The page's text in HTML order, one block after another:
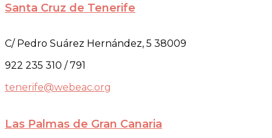
Santa Cruz de Tenerife
C/ Pedro Suárez Hernández, 5 38009
922 235 310 / 791
tenerife@webeac.org
Las Palmas de Gran Canaria